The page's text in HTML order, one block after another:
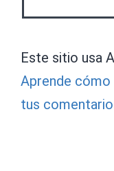
Este sitio usa
Aprende
tus